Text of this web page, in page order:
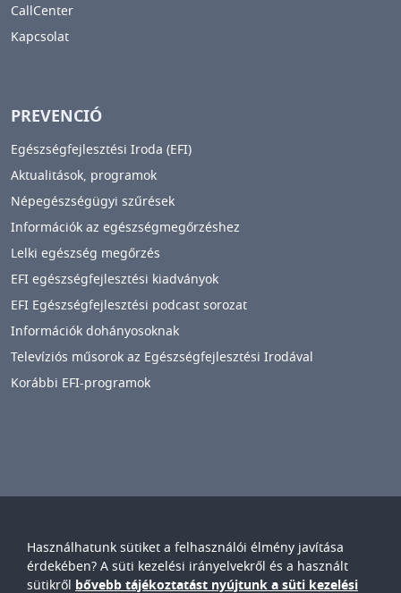
Használhatunk sütiket a felhasználói élmény javítása
érdekében? A süti kezelési irányelvekről és a használt
sütikről bővebb tájékoztatást nyújtunk a süti kezelési
CallCenter
Kapcsolat
PREVENCIÓ
Egészségfejlesztési Iroda (EFI)
Aktualitások, programok
Népegészségügyi szűrések
Információk az egészségmegőrzéshez
Lelki egészség megőrzés
EFI egészségfejlesztési kiadványok
EFI Egészségfejlesztési podcast sorozat
Információk dohányosoknak
Televíziós műsorok az Egészségfejlesztési Irodával
Korábbi EFI-programok
Győr-Moson-Sopron Vármegyei
Petz Aladár
Egyetemi Oktató Kórház